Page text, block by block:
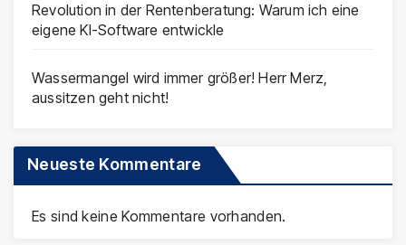
Revolution in der Rentenberatung: Warum ich eine
eigene KI-Software entwickle
Wassermangel wird immer größer! Herr Merz,
aussitzen geht nicht!
Neueste Kommentare
Es sind keine Kommentare vorhanden.